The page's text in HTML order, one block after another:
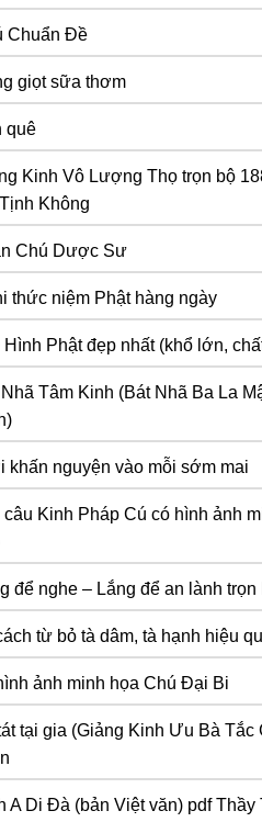
Chuẩn Đề
giọt sữa thơm
quê
Kinh Vô Lượng Thọ trọn bộ
Không
Chú Dược Sư
thức niệm Phật hàng ngày
Hình Phật đẹp nhất (khổ lớn,
Nhã Tâm Kinh (Bát Nhã Ba La
khấn nguyện vào mỗi sớm mai
câu Kinh Pháp Cú có hình ảnh
để nghe – Lắng để an lành trọn
từ bỏ tà dâm, tà hạnh hiệu
ảnh minh họa Chú Đại Bi
tại gia (Giảng Kinh Ưu Bà Tắc
A Di Đà (bản Việt văn) pdf Thầy